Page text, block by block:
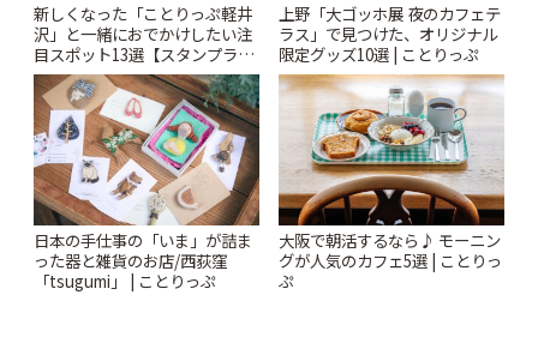
新しくなった「ことりっぷ軽井
沢」と一緒におでかけしたい注
目スポット13選【スタンプラリ
ー開催中】 | ことりっぷ
上野「大ゴッホ展 夜のカフェテ
ラス」で見つけた、オリジナル
限定グッズ10選 | ことりっぷ
日本の手仕事の「いま」が詰ま
った器と雑貨のお店/西荻窪
「tsugumi」 | ことりっぷ
大阪で朝活するなら♪ モーニン
グが人気のカフェ5選 | ことりっ
ぷ